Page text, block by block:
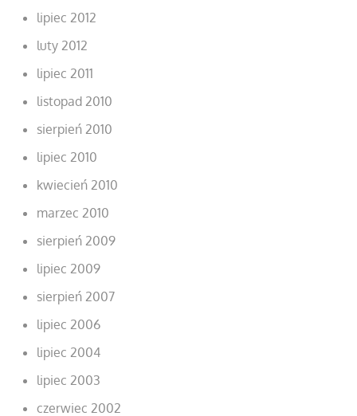
lipiec 2012
luty 2012
lipiec 2011
listopad 2010
sierpień 2010
lipiec 2010
kwiecień 2010
marzec 2010
sierpień 2009
lipiec 2009
sierpień 2007
lipiec 2006
lipiec 2004
lipiec 2003
czerwiec 2002